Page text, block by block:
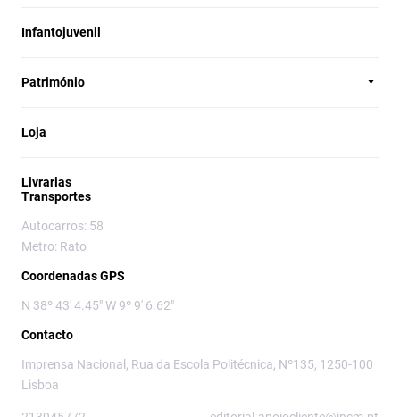
Infantojuvenil
Património
Loja
Livrarias
Transportes
Autocarros: 58
Metro: Rato
Coordenadas GPS
N 38º 43' 4.45" W 9º 9' 6.62"
Contacto
Imprensa Nacional, Rua da Escola Politécnica, Nº135, 1250-100
Lisboa